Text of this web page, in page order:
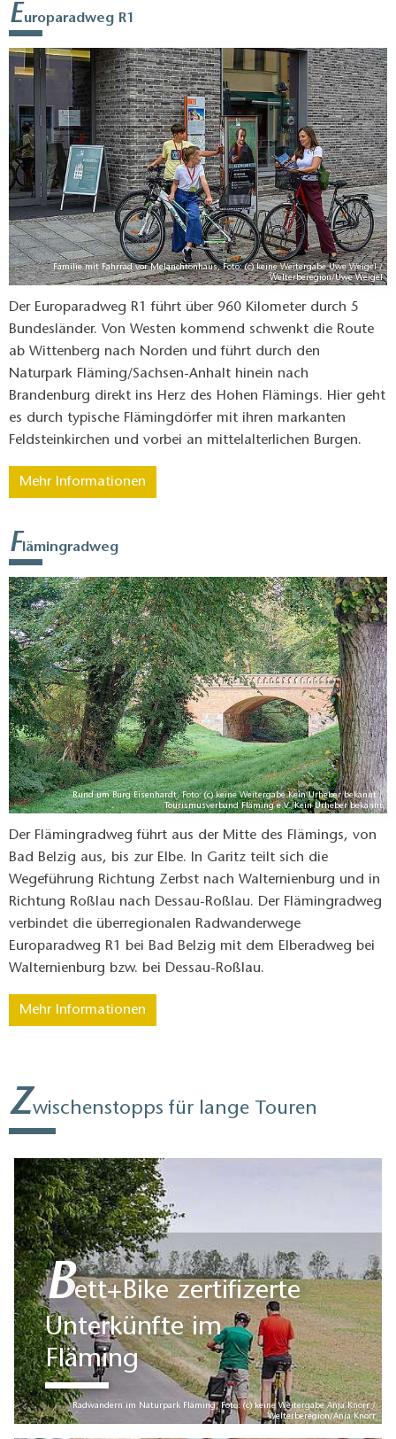
Europaradweg R1
Familie mit Fahrrad vor Melanchtonhaus, Foto: (c) keine Weitergabe Uwe Weigel /
Welterberegion/Uwe Weigel
Der Europaradweg R1 führt über 960 Kilometer durch 5
Bundesländer. Von Westen kommend schwenkt die Route
ab Wittenberg nach Norden und führt durch den
Naturpark Fläming/Sachsen-Anhalt hinein nach
Brandenburg direkt ins Herz des Hohen Flämings. Hier geht
es durch typische Flämingdörfer mit ihren markanten
Feldsteinkirchen und vorbei an mittelalterlichen Burgen.
Mehr Informationen
F lämingradweg
Rund um Burg Eisenhardt, Foto: (c) keine Weitergabe Kein Urheber bekannt /
Tourismusverband Fläming e.V./Kein Urheber bekannt
Der Flämingradweg führt aus der Mitte des Flämings, von
Bad Belzig aus, bis zur Elbe. In Garitz teilt sich die
Wegeführung Richtung Zerbst nach Walternienburg und in
Richtung Roßlau nach Dessau-Roßlau. Der Flämingradweg
verbindet die überregionalen Radwanderwege
Europaradweg R1 bei Bad Belzig mit dem Elberadweg bei
Walternienburg bzw. bei Dessau-Roßlau.
Mehr Informationen
Zwischenstopps für lange Touren
Bett+Bike zertifizerte
Unterkünfte im
Fläming
Radwandern im Naturpark Fläming, Foto: (c) keine Weitergabe Anja Knorr /
Welterberegion/Anja Knorr